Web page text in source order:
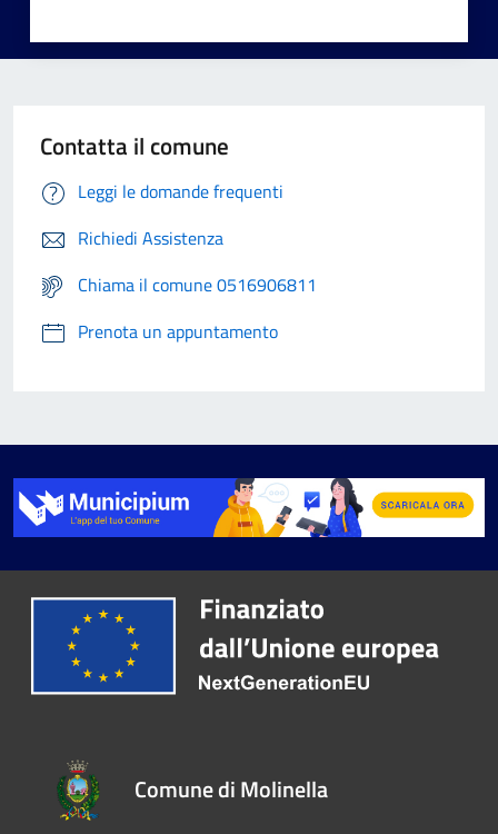
Contatta il comune
Leggi le domande frequenti
Richiedi Assistenza
Chiama il comune 0516906811
Prenota un appuntamento
Comune di Molinella